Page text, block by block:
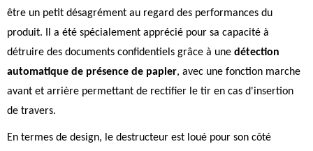
être un petit désagrément au regard des performances du
produit. Il a été spécialement apprécié pour sa capacité à
détruire des documents confidentiels grâce à une détection
automatique de présence de papier, avec une fonction marche
avant et arrière permettant de rectifier le tir en cas d'insertion
de travers.
En termes de design, le destructeur est loué pour son côté